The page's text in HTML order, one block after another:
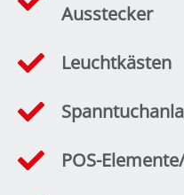
Ausstecker
Leuchtkästen
POS-